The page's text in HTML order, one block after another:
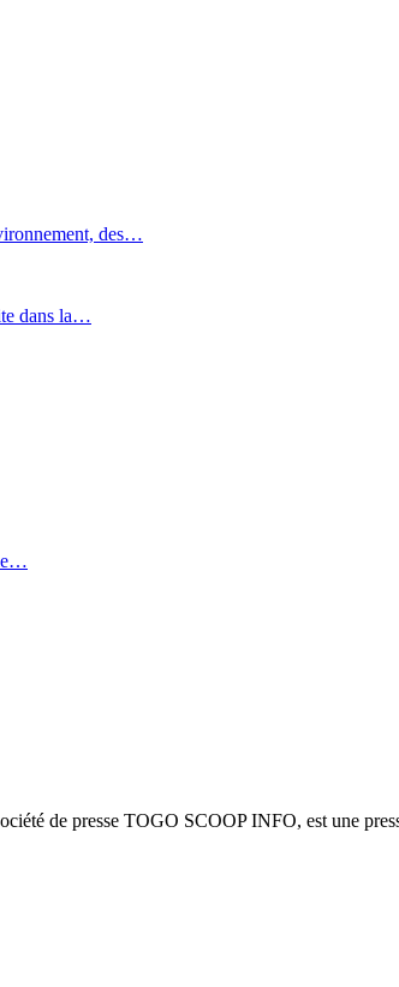
des…
dans la…
de presse TOGO SCOOP INFO, est une